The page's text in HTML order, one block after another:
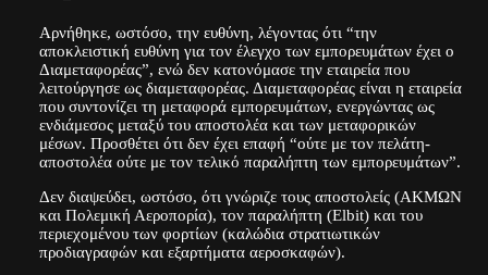
Αρνήθηκε, ωστόσο, την ευθύνη, λέγοντας ότι “την
αποκλειστική ευθύνη για τον έλεγχο των εμπορευμάτων έχει ο
Διαμεταφορέας”, ενώ δεν κατονόμασε την εταιρεία που
λειτούργησε ως διαμεταφορέας. Διαμεταφορέας είναι η εταιρεία
που συντονίζει τη μεταφορά εμπορευμάτων, ενεργώντας ως
ενδιάμεσος μεταξύ του αποστολέα και των μεταφορικών
μέσων. Προσθέτει ότι δεν έχει επαφή “ούτε με τον πελάτη-
αποστολέα ούτε με τον τελικό παραλήπτη των εμπορευμάτων”.
Δεν διαψεύδει, ωστόσο, ότι γνώριζε τους αποστολείς (ΑΚΜΩΝ
και Πολεμική Αεροπορία), τον παραλήπτη (Elbit) και του
περιεχομένου των φορτίων (καλώδια στρατιωτικών
προδιαγραφών και εξαρτήματα αεροσκαφών).